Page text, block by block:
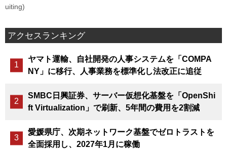
uiting)
アクセスランキング
ヤマト運輸、自社開発の人事システムを「COMPA
NY」に移行、人事業務を標準化し法改正に追従
SMBC日興証券、サーバー仮想化基盤を「OpenShi
ft Virtualization」で刷新、5年間の費用を2割減
愛媛県庁、次期ネットワーク基盤でゼロトラストを
全面採用し、2027年1月に稼働